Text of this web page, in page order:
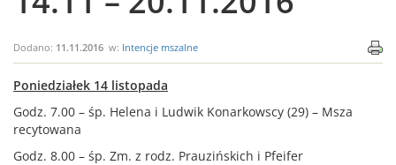
Dodano: 11.11.2016 w: Intencje mszalne
Poniedziałek 14 listopada
Godz. 7.00 – śp. Helena i Ludwik Konarkowscy (29) – Msza
recytowana
Godz. 8.00 – śp. Zm. z rodz. Prauzińskich i Pfeifer